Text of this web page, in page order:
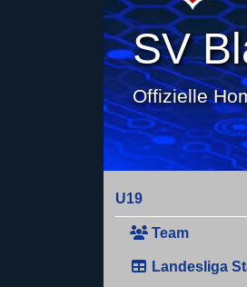
SV
Offizielle
U19
Team
Landesliga